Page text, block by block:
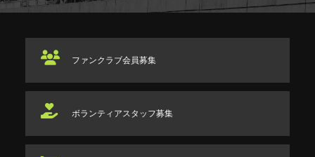
ファンクラブ会員募集
ボランティアスタッフ募集